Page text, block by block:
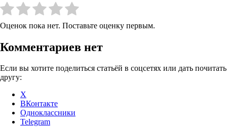
Оценок пока нет. Поставьте оценку первым.
Комментариев нет
Если вы хотите поделиться статьёй в соцсетях или дать почитать
другу:
X
ВКонтакте
Одноклассники
Telegram